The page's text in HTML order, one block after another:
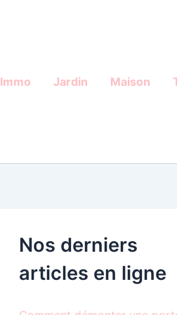
Immo Jardin Maison
Nos derniers
articles en ligne